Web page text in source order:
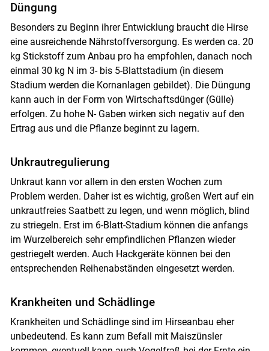
Düngung
Besonders zu Beginn ihrer Entwicklung braucht die Hirse
eine ausreichende Nährstoffversorgung. Es werden ca. 20
kg Stickstoff zum Anbau pro ha empfohlen, danach noch
einmal 30 kg N im 3- bis 5-Blattstadium (in diesem
Stadium werden die Kornanlagen gebildet). Die Düngung
kann auch in der Form von Wirtschaftsdünger (Gülle)
erfolgen. Zu hohe N- Gaben wirken sich negativ auf den
Ertrag aus und die Pflanze beginnt zu lagern.
Unkrautregulierung
Unkraut kann vor allem in den ersten Wochen zum
Problem werden. Daher ist es wichtig, großen Wert auf ein
unkrautfreies Saatbett zu legen, und wenn möglich, blind
zu striegeln. Erst im 6-Blatt-Stadium können die anfangs
im Wurzelbereich sehr empfindlichen Pflanzen wieder
gestriegelt werden. Auch Hackgeräte können bei den
entsprechenden Reihenabständen eingesetzt werden.
Krankheiten und Schädlinge
Krankheiten und Schädlinge sind im Hirseanbau eher
unbedeutend. Es kann zum Befall mit Maiszünsler